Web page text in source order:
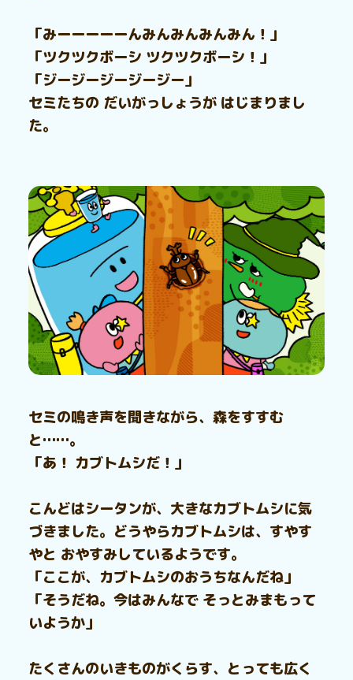
「みーーーーーんみんみんみんみん！」
「ツクツクボーシ ツクツクボーシ！」
「ジージージージージー」
セミたちの だいがっしょうが はじまりまし
た。
セミの鳴き声を聞きながら、森をすすむ
と……。
「あ！ カブトムシだ！」
こんどはシータンが、大きなカブトムシに気
づきました。どうやらカブトムシは、すやす
やと おやすみしているようです。
「ここが、カブトムシのおうちなんだね」
「そうだね。今はみんなで そっとみまもって
いようか」
たくさんのいきものがくらす、とっても広く